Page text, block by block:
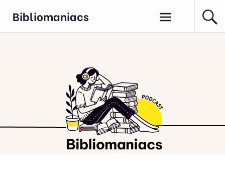
contenu
Bibliomaniacs